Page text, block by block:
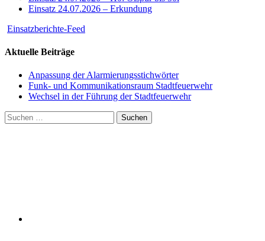
Einsatz 24.07.2026 – Erkundung
Einsatzberichte-Feed
Aktuelle Beiträge
Anpassung der Alarmierungsstichwörter
Funk- und Kommunikationsraum Stadtfeuerwehr
Wechsel in der Führung der Stadtfeuerwehr
Suchen
nach: